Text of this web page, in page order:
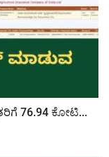
76.94 ಕೋಟಿ...